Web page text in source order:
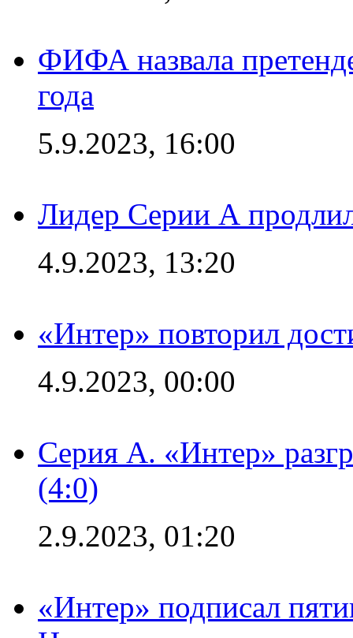
ФИФА назвала
года
5.9.2023, 16:00
Лидер Серии А
4.9.2023, 13:20
«Интер» повторил
4.9.2023, 00:00
Серия А. «Интер»
(4:0)
2.9.2023, 01:20
«Интер» подписал